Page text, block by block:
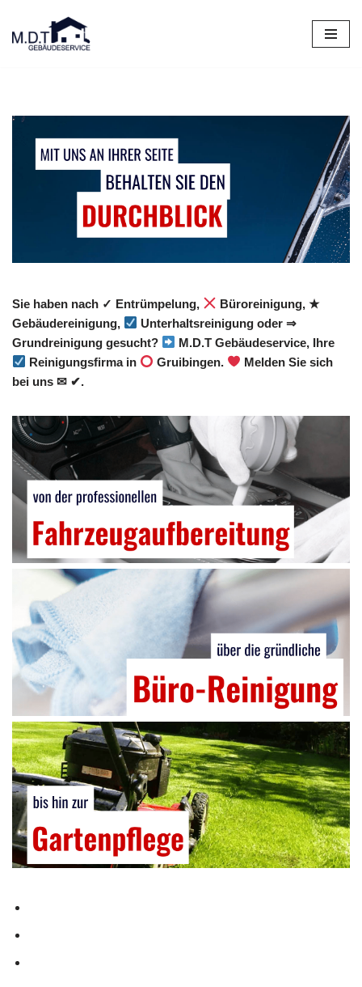
Zum
Sie haben nach ✓ Entrümpelung,
Büroreinigung, ★
Gebäudereinigung,
Unterhaltsreinigung oder ⇒
Grundreinigung gesucht?
M.D.T Gebäudeservice, Ihre
Reinigungsfirma in
Gruibingen.
Melden Sie sich
bei uns ✉ ✔.